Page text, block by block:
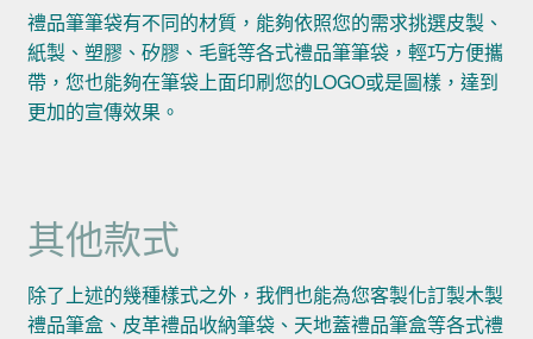
禮品筆筆袋有不同的材質，能夠依照您的需求挑選皮製、
紙製、塑膠、矽膠、毛氈等各式禮品筆筆袋，輕巧方便攜
帶，您也能夠在筆袋上面印刷您的LOGO或是圖樣，達到
更加的宣傳效果。
其他款式
除了上述的幾種樣式之外，我們也能為您客製化訂製木製
禮品筆盒、皮革禮品收納筆袋、天地蓋禮品筆盒等各式禮